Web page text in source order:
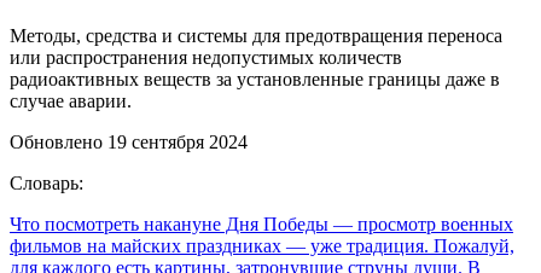
Методы, средства и системы для предотвращения переноса
или распространения недопустимых количеств
радиоактивных веществ за установленные границы даже в
случае аварии.
Обновлено 19 сентября 2024
Словарь:
Что посмотреть накануне Дня Победы — просмотр военных
фильмов на майских праздниках — уже традиция. Пожалуй,
для каждого есть картины, затронувшие струны души. В